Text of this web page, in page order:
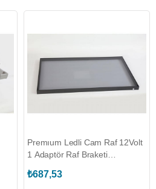
Premıum Ledli Cam Raf 12Volt
1 Adaptör Raf Braketi
₺687,53